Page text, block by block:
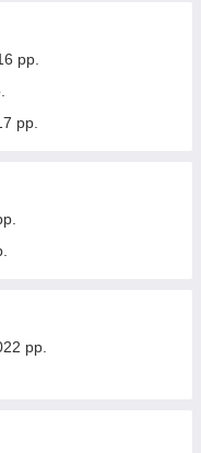
рр.
рр.
рр.